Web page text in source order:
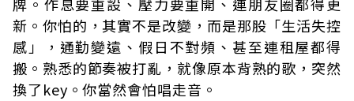
牌。作息要重設、壓力要重開、連朋友圈都得更
新。你怕的，其實不是改變，而是那股「生活失控
感」，通勤變遠、假日不對頻、甚至連租屋都得
搬。熟悉的節奏被打亂，就像原本背熟的歌，突然
換了key。你當然會怕唱走音。